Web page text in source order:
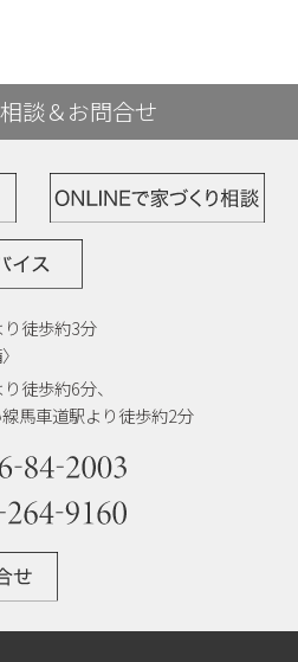
談＆お問合せ
徒歩約3分
徒歩約6分、
馬車道駅より徒歩約2分